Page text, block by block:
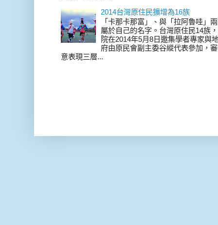
2014台灣原住民擴增為16族
「卡那卡那富」、與「拉阿魯哇」
屬於自己的名字。台灣原住民14族
院在2014年5月8日邀集學者專家與
府由原民會副主委谷縱代表參加，
意表現三層...